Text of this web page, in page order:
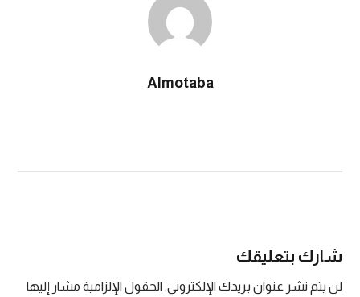
Almotaba
شارك بتعليقك
لن يتم نشر عنوان بريدك الإلكتروني. الحقول الإلزامية مشار إليها